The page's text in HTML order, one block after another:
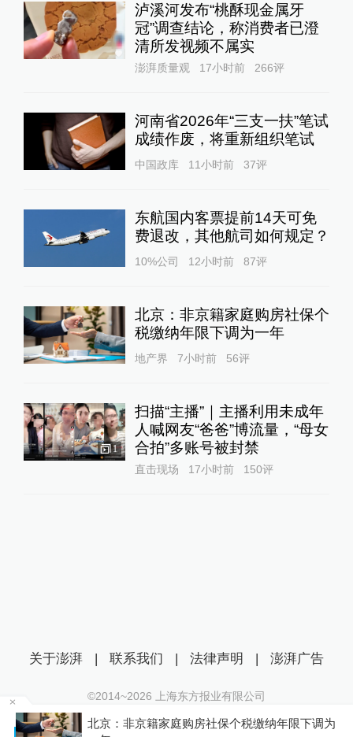
泸溪河发布“桃酥现金属牙
冠”调查结论，称消费者已澄
清所发视频不属实
澎湃质量观 17小时前 266评
河南省2026年“三支一扶”笔试
成绩作废，将重新组织笔试
中国政库 11小时前 37评
东航国内客票提前14天可免
费退改，其他航司如何规定？
10%公司 12小时前 87评
北京：非京籍家庭购房社保个
税缴纳年限下调为一年
地产界 7小时前 56评
1
扫描“主播”｜主播利用未成年
人喊网友“爸爸”博流量，“母女
合拍”多账号被封禁
直击现场 17小时前 150评
北京：非京籍家庭购房社保个税缴纳年限下调为
关于澎湃 | 联系我们 | 法律声明 | 澎湃广告
©2014~2026 上海东方报业有限公司
沪ICP证：沪B2-20170116 | 沪ICP备14003370号